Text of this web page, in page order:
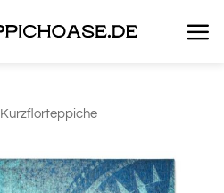
Kurzflorteppiche